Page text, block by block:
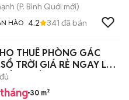
(P. Bình Quới mới)
HÀO 4.2 341 đã bán
THUÊ PHÒNG GÁC
TRỜI GIÁ RẺ NGAY LUỸ
PHÚ
30 m²